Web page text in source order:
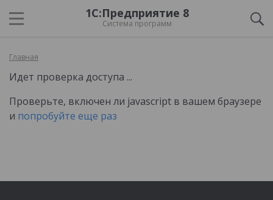
1С:Предприятие 8
Система программ
Главная
Идет проверка доступа ...
Проверьте, включен ли javascript в вашем браузере
и попробуйте еще раз